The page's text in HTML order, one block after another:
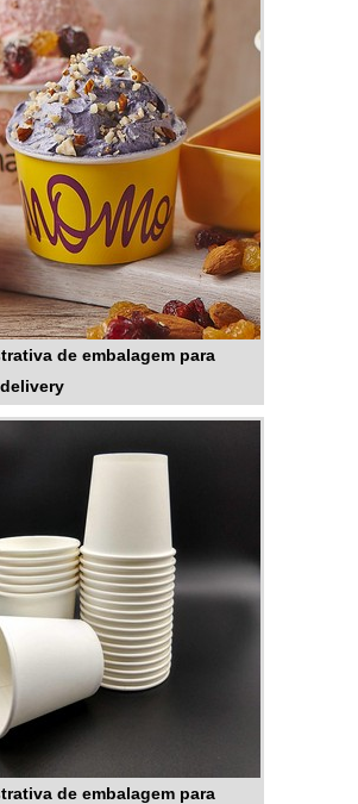
e, de preferência, com
DETALHES
SOBRE O
é
descrever a embalagem
frango frito como um balde
de papel carton...
de embalagem para
de embalagem para